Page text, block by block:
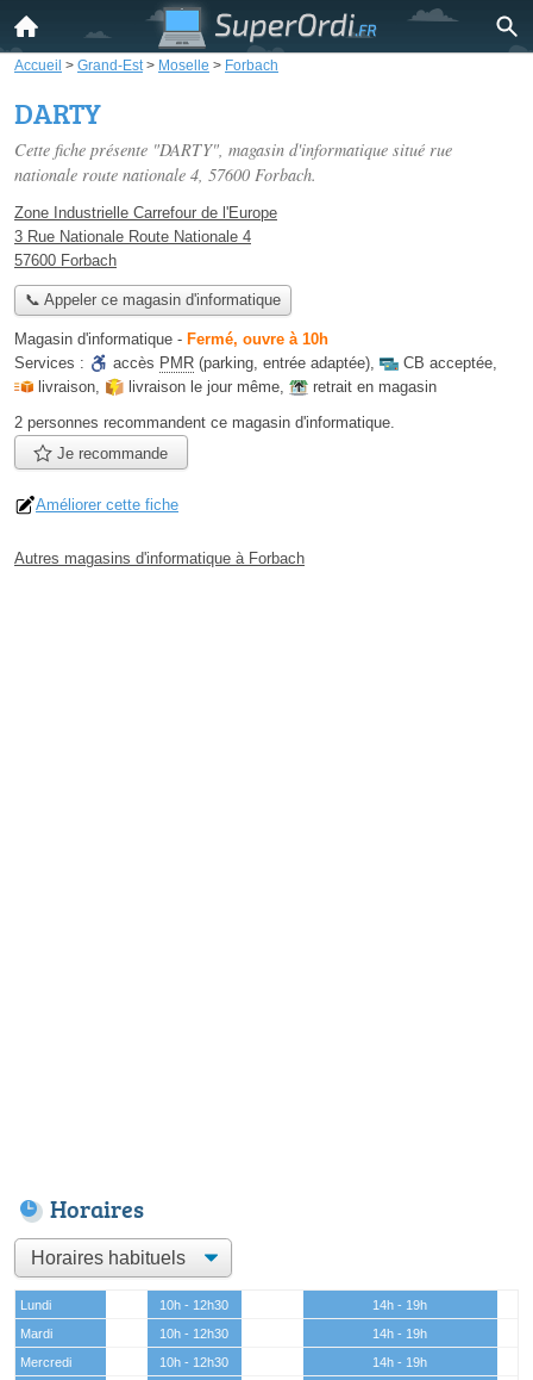
Accueil > Grand-Est > Moselle > Forbach
DARTY
Cette fiche présente "DARTY", magasin d'informatique situé rue
nationale route nationale 4, 57600 Forbach.
Zone Industrielle Carrefour de l'Europe
3 Rue Nationale Route Nationale 4
57600 Forbach
📞 Appeler ce magasin d'informatique
Magasin d'informatique - Fermé, ouvre à 10h
Services :
accès PMR (parking, entrée adaptée), CB acceptée,
livraison, livraison le jour même,
retrait en magasin
2 personnes recommandent ce magasin d'informatique.
Je recommande
Améliorer cette fiche
Autres magasins d'informatique à Forbach
Horaires
Lundi 10h - 12h30
14h - 19h
Mardi
10h - 12h30
14h - 19h
Mercredi
10h - 12h30
14h - 19h